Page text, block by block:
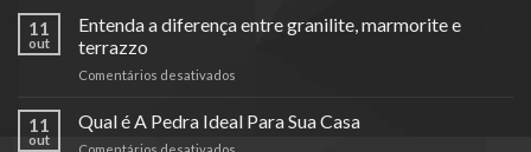
11
out
Entenda a diferença entre granilite, marmorite e
terrazzo
Comentários desativados
a
11
out
Qual é A Pedra Ideal Para Sua Casa